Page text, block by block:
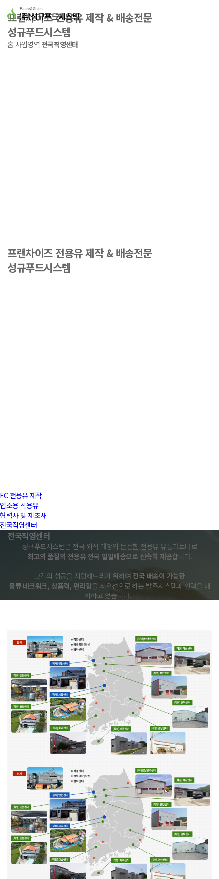
본문바로가기
프랜차이즈 전용유 제작 & 배송전문
성규푸드시스템
홈 사업영역 전국직영센터
프랜차이즈 전용유 제작 & 배송전문
성규푸드시스템
FC 전용유 제작
업소용 식용유
협력사 및 제조사
전국직영센터
전국직영센터
성규푸드시스템은 전국 외식 매장의 든든한 전용유 유통파트너로
최고의 품질의 전용유 전국 일일배송으로 신속히 제공합니다.
고객의 성공을 지원해드리기 위하여 전국 배송이 가능한
물류 네크워크, 상품력, 편리함을 최우선으로 하는 발주시스템과 인력을 배
치하고 있습니다.